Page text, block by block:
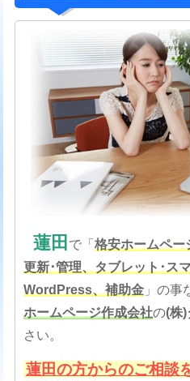
蓮田 で「 格安ホームペー
更新･管理、タブレット･ス
WordPress、補助金」の事
ホームページ作成会社の(株)
さい。
蓮田の方からのご相談